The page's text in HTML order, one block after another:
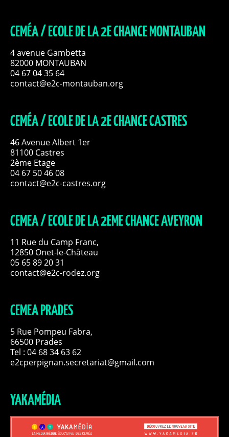
CEMÉA / ECOLE DE LA 2E CHANCE MONTAUBAN
4 avenue Gambetta
82000 MONTAUBAN
04 67 04 35 64
contact@e2c-montauban.org
CEMÉA / ECOLE DE LA 2E CHANCE CASTRES
46 Avenue Albert 1er
81100 Castres
2ème Etage
04 67 50 46 08
contact@e2c-castres.org
CEMEA / ECOLE DE LA 2EME CHANCE AVEYRON
11 Rue du Camp Franc,
12850 Onet-le-Château
05 65 89 20 31
contact@e2c-rodez.org
CEMEA PRADES
5 Rue Pompeu Fabra,
66500 Prades
Tel : 04 68 34 63 62
e2cperpignan.secretariat@gmail.com
YAKAMÉDIA